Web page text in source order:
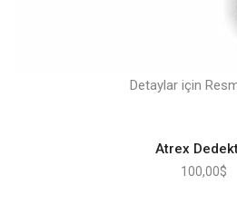
Detaylar için
Atrex
100,00$